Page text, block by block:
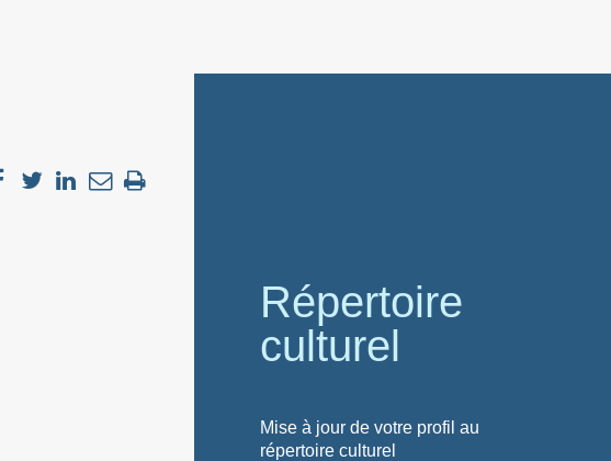
Répertoire
culturel
Mise à jour de votre profil au
répertoire culturel